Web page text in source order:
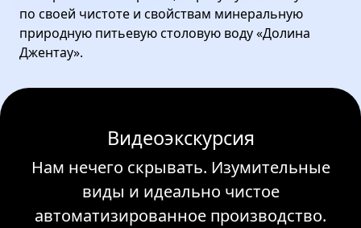
по своей чистоте и свойствам минеральную
природную питьевую столовую воду «Долина
Джентау».
Видеоэкскурсия
Нам нечего скрывать. Изумительные
виды и идеально чистое
автоматизированное производство.